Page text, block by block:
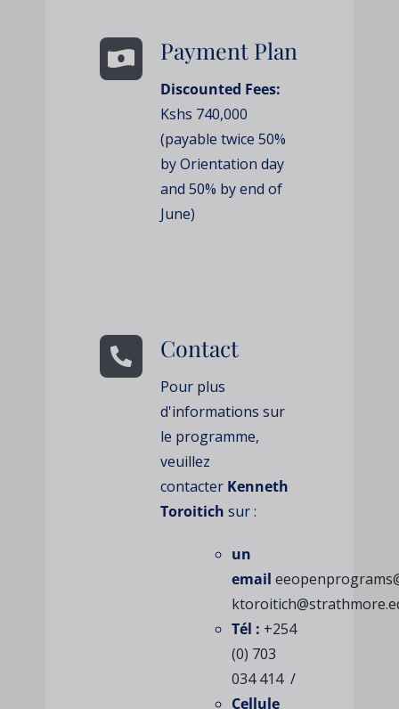
Payment Plan
Discounted Fees:
Kshs 740,000
(payable twice 50%
by Orientation day
and 50% by end of
June)
Contact
Pour plus
d'informations sur
le programme,
veuillez
contacter Kenneth
Toroitich sur :
un
email
Tél : +254
(0) 703
034 414/
Cellule